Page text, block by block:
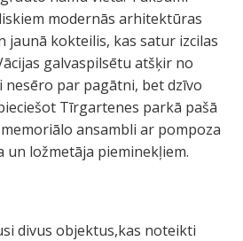
modernās arhitektūras
jaunā kokteilis, kas satur izcilas
galvaspilsētu atšķir no
nesēro par pagātni, bet dzīvo
Tīrgartenes parkā pašā
ansambli ar pompoza
un ložmetāja pieminekļiem.
divus objektus,kas noteikti